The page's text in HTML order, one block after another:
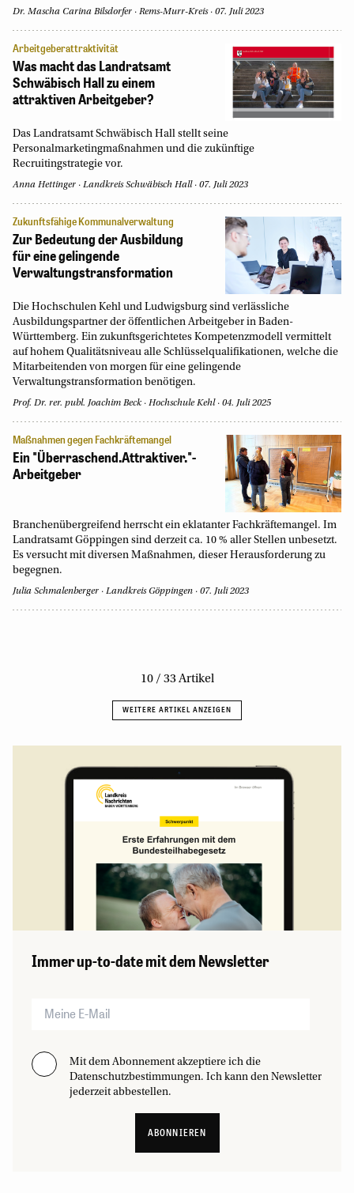
Dr. Mascha Carina Bilsdorfer Rems-Murr-Kreis 07. Juli 2023
Arbeitgeberattraktivität
Was macht das Landratsamt
Schwäbisch Hall zu einem
attraktiven Arbeitgeber?
Das Landratsamt Schwäbisch Hall stellt seine
Personalmarketingmaßnahmen und die zukünftige
Recruitingstrategie vor.
Anna Hettinger Landkreis Schwäbisch Hall 07. Juli 2023
Zukunftsfähige Kommunalverwaltung
Zur Bedeutung der Ausbildung
für eine gelingende
Verwaltungstransformation
Die Hochschulen Kehl und Ludwigsburg sind verlässliche
Ausbildungspartner der öffentlichen Arbeitgeber in Baden-
Württemberg. Ein zukunftsgerichtetes Kompetenzmodell vermittelt
auf hohem Qualitätsniveau alle Schlüsselqualifikationen, welche die
Mitarbeitenden von morgen für eine gelingende
Verwaltungstransformation benötigen.
Prof. Dr. rer. publ. Joachim Beck Hochschule Kehl 04. Juli 2025
Maßnahmen gegen Fachkräftemangel
Ein "Überraschend.Attraktiver."-
Arbeitgeber
Branchenübergreifend herrscht ein eklatanter Fachkräftemangel. Im
Landratsamt Göppingen sind derzeit ca. 10 % aller Stellen unbesetzt.
Es versucht mit diversen Maßnahmen, dieser Herausforderung zu
begegnen.
Julia Schmalenberger Landkreis Göppingen 07. Juli 2023
Immer up-to-date mit dem Newsletter
Mit dem Abonnement akzeptiere ich die
Datenschutzbestimmungen. Ich kann den Newsletter
jederzeit abbestellen.
ABONNIEREN